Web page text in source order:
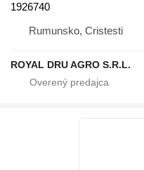
1926740
Rumunsko, Cristesti
ROYAL DRU AGRO S.R.L.